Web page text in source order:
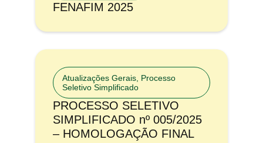
FENAFIM 2025
Atualizações Gerais, Processo
Seletivo Simplificado
PROCESSO SELETIVO
SIMPLIFICADO nº 005/2025
– HOMOLOGAÇÃO FINAL